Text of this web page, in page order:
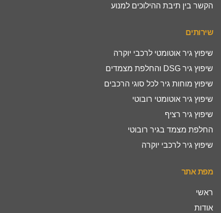
הקשר בין תיבת ההילוכים למנוע
שירותים
שיפוץ גיר אוטומטי לרכבי יוקרה
שיפוץ גיר DSG והחלפת מצמדים
שיפוץ מוחות גיר לכל סוגי הרכבים
שיפוץ גיר אוטומטי רובוטי
שיפוץ גיר רציף
החלפת מצמד בגיר רובוטי
שיפוץ גיר לרכבי יוקרה
מפת אתר
ראשי
אודות